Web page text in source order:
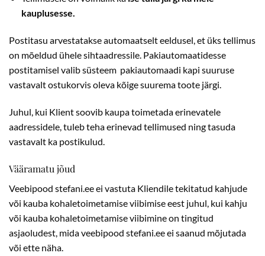
kauplusesse.
Postitasu arvestatakse automaatselt eeldusel, et üks tellimus
on mõeldud ühele sihtaadressile. Pakiautomaatidesse
postitamisel valib süsteem pakiautomaadi kapi suuruse
vastavalt ostukorvis oleva kõige suurema toote järgi.
Juhul, kui Klient soovib kaupa toimetada erinevatele
aadressidele, tuleb teha erinevad tellimused ning tasuda
vastavalt ka postikulud.
Vääramatu jõud
Veebipood stefani.ee ei vastuta Kliendile tekitatud kahjude
või kauba kohaletoimetamise viibimise eest juhul, kui kahju
või kauba kohaletoimetamise viibimine on tingitud
asjaoludest, mida veebipood stefani.ee ei saanud mõjutada
või ette näha.